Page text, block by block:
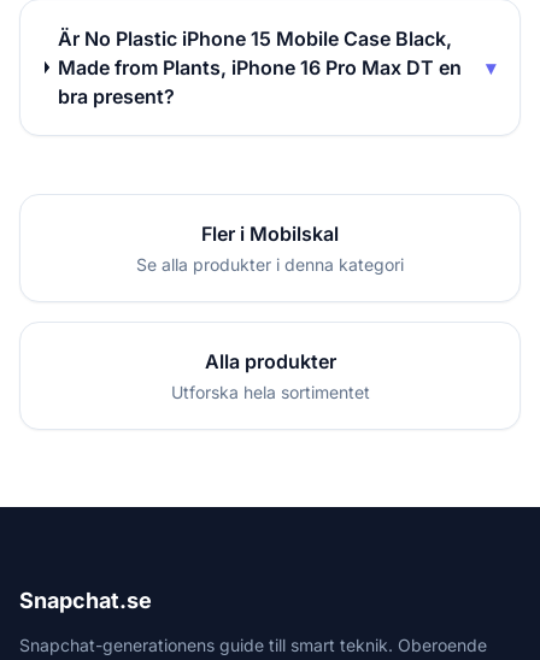
Är No Plastic iPhone 15 Mobile Case Black,
Made from Plants, iPhone 16 Pro Max DT en
bra present?
▾
Fler i Mobilskal
Se alla produkter i denna kategori
Alla produkter
Utforska hela sortimentet
Snapchat.se
Snapchat-generationens guide till smart teknik. Oberoende